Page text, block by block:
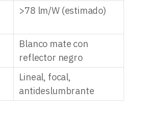
>78 lm/W (estimado)
Blanco mate con
reflector negro
Lineal, focal,
antideslumbrante